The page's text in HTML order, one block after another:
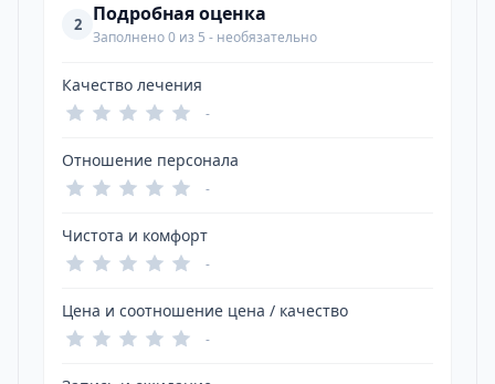
2 Подробная оценка
Заполнено 0 из 5 - необязательно
Качество лечения
-
Отношение персонала
-
Чистота и комфорт
-
Цена и соотношение цена / качество
-